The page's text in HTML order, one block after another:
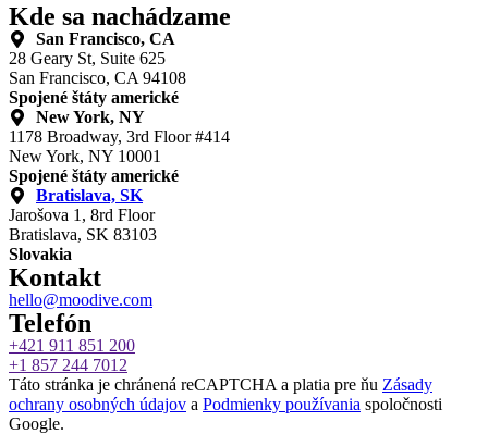
Kde sa nachádzame
San Francisco, CA
28 Geary St, Suite 625
San Francisco, CA 94108
Spojené štáty americké
New York, NY
1178 Broadway, 3rd Floor #414
New York, NY 10001
Spojené štáty americké
Bratislava, SK
Jarošova 1, 8rd Floor
Bratislava, SK 83103
Slovakia
Kontakt
hello@moodive.com
Telefón
+421 911 851 200
+1 857 244 7012
Táto stránka je chránená reCAPTCHA a platia pre ňu Zásady
ochrany osobných údajov a Podmienky používania spoločnosti
Google.